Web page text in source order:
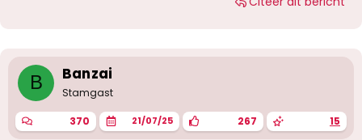
n
g
n
:
B Banzai
Stamgast
370 21/07/25 267 15